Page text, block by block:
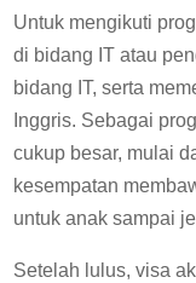
Untuk mengikuti
di bidang IT atau
bidang IT, serta
Inggris. Sebagai
cukup besar, mulai
kesempatan
untuk anak sampai
Setelah lulus, visa